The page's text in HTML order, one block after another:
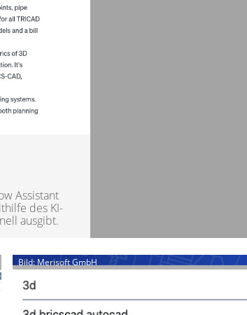
Assistant
des KI-
ausgibt.
Bild: Merisoft GmbH